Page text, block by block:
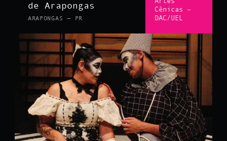
de Arapongas
ARAPONGAS — PR
Cênicas –
DAC/UEL